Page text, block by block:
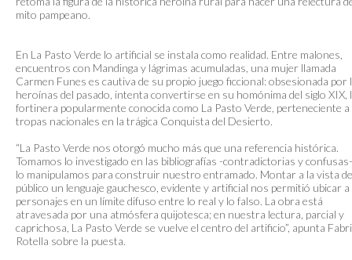
mito pampeano.
En La Pasto Verde lo artificial se instala como realidad. Entre malones,
encuentros con Mandinga y lágrimas acumuladas, una mujer llamada
Carmen Funes es cautiva de su propio juego ficcional: obsesionada por
heroínas del pasado, intenta convertirse en su homónima del siglo XIX,
fortinera popularmente conocida como La Pasto Verde, perteneciente a
tropas nacionales en la trágica Conquista del Desierto.
“La Pasto Verde nos otorgó mucho más que una referencia histórica.
Tomamos lo investigado en las bibliografías -contradictorias y
lo manipulamos para construir nuestro entramado. Montar a la vista
público un lenguaje gauchesco, evidente y artificial nos permitió ubicar
personajes en un límite difuso entre lo real y lo falso. La obra está
atravesada por una atmósfera quijotesca; en nuestra lectura, parcial y
caprichosa, La Pasto Verde se vuelve el centro del artificio”, apunta
Rotella sobre la puesta.